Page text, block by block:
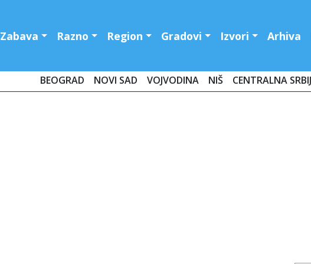
Zabava Razno Region Gradovi Izvori Arhiva
BEOGRAD NOVI SAD VOJVODINA NIŠ CENTRALNA